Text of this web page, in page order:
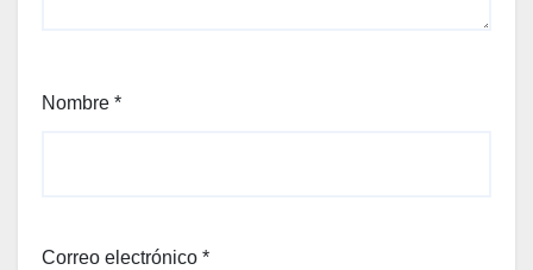
Nombre *
Correo electrónico *